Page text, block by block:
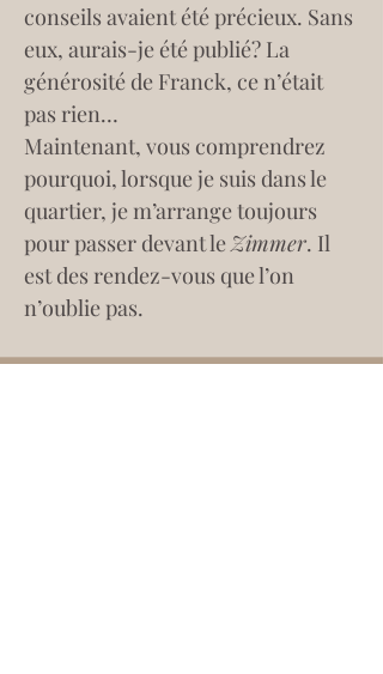
conseils avaient été précieux. Sans
eux, aurais-je été publié? La
générosité de Franck, ce n’était
pas rien…
Maintenant, vous comprendrez
pourquoi, lorsque je suis dans le
quartier, je m’arrange toujours
pour passer devant le Zimmer. Il
est des rendez-vous que l’on
n’oublie pas.